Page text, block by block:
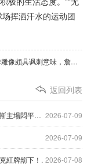
挥洒汗水的运动团
下一篇 : 创作雕像颇具讽刺意味，詹姆斯仍在巅峰期.
返回列表
2026-07-09
錯失先機！.
2026-07-09
2026-07-08
紅牌罰下！.